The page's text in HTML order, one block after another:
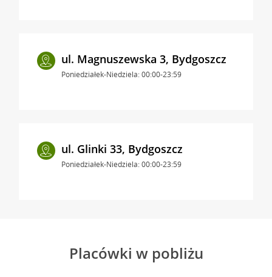
ul. Magnuszewska 3, Bydgoszcz
Poniedziałek-Niedziela: 00:00-23:59
ul. Glinki 33, Bydgoszcz
Poniedziałek-Niedziela: 00:00-23:59
Placówki w pobliżu